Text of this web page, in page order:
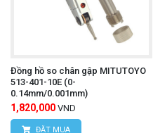
Đồng hồ so chân gập MITUTOYO
513-401-10E (0-
0.14mm/0.001mm)
1,820,000 VND
ĐẶT MUA